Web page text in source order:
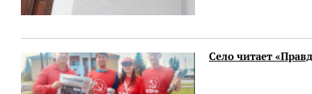
Село читает